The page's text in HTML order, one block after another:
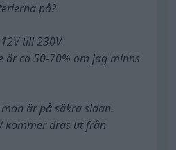
på?
till 230V
är ca 50-70% om jag minns
är på säkra sidan.
kommer dras ut från